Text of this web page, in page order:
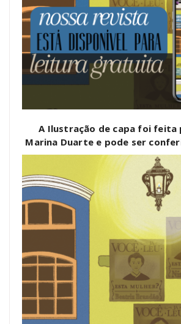
A Ilustração de capa foi
Marina Duarte e pode ser